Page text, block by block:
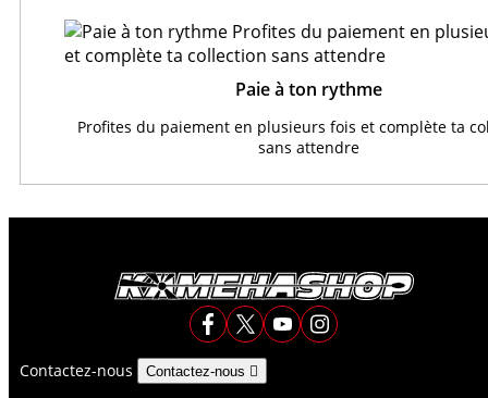
Paie à ton rythme
Profites du paiement en plusieurs fois et complète ta
sans attendre
Contactez-nous Contactez-nous 